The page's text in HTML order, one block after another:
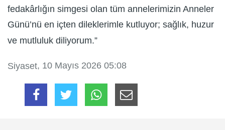
fedakârlığın simgesi olan tüm annelerimizin Anneler
Günü’nü en içten dileklerimle kutluyor; sağlık, huzur
ve mutluluk diliyorum.”
Siyaset, 10 Mayıs 2026 05:08